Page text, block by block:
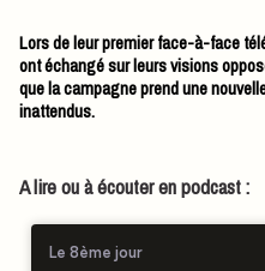
Lors de leur premier face-à-face
ont échangé sur leurs visions
que la campagne prend une
inattendus.
A lire ou à écouter en podcast :